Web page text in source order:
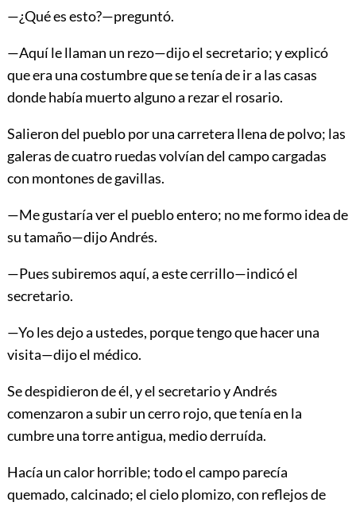
—¿Qué es esto?—preguntó.
—Aquí le llaman un rezo—dijo el secretario; y explicó
que era una costumbre que se tenía de ir a las casas
donde había muerto alguno a rezar el rosario.
Salieron del pueblo por una carretera llena de polvo; las
galeras de cuatro ruedas volvían del campo cargadas
con montones de gavillas.
—Me gustaría ver el pueblo entero; no me formo idea de
su tamaño—dijo Andrés.
—Pues subiremos aquí, a este cerrillo—indicó el
secretario.
—Yo les dejo a ustedes, porque tengo que hacer una
visita—dijo el médico.
Se despidieron de él, y el secretario y Andrés
comenzaron a subir un cerro rojo, que tenía en la
cumbre una torre antigua, medio derruída.
Hacía un calor horrible; todo el campo parecía
quemado, calcinado; el cielo plomizo, con reflejos de